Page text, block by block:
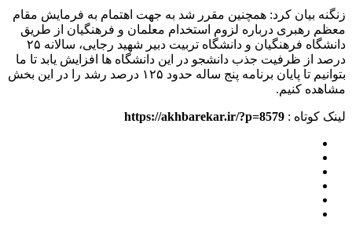
زنگنه بیان کرد: همچنین مقرر شد به جهت اهتمام به فرمایش مقام
معظم رهبری درباره لزوم استخدام معلمان و فرهنگیان از طریق
دانشگاه فرهنگیان و دانشگاه تربیت دبیر شهید رجایی، سالانه ۲۵
درصد از ظرفیت جذب دانشجو در این دانشگاه ها افزایش یابد تا ما
بتوانیم تا پایان برنامه پنج ساله حدود ۱۲۵ درصد رشد را در این بخش
مشاهده کنیم.
لینک کوتاه : https://akhbarekar.ir/?p=8579